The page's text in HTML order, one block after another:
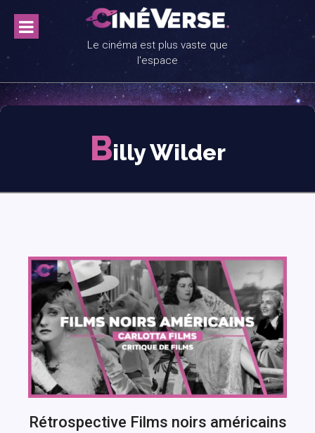
content
Le cinéma est plus vaste que
l'espace
Billy Wilder
Rétrospective Films noirs américains